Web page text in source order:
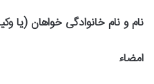
نام و نام خانوادگی خواهان (یا
امضاء